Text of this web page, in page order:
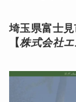
埼玉県富士
【株式会社